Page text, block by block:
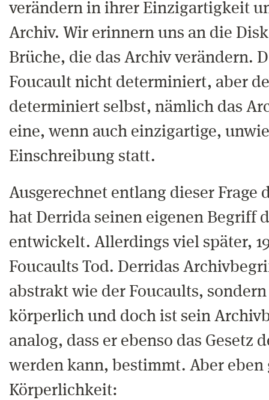
verändern in ihrer Einzigartigkeit
Archiv. Wir erinnern uns an die
Brüche, die das Archiv verändern.
Foucault nicht determiniert, aber
determiniert selbst, nämlich das
eine, wenn auch einzigartige,
Einschreibung statt.
Ausgerechnet entlang dieser Frage
hat Derrida seinen eigenen Begriff
entwickelt. Allerdings viel später,
Foucaults Tod. Derridas
abstrakt wie der Foucaults,
körperlich und doch ist sein
analog, dass er ebenso das Gesetz
werden kann, bestimmt. Aber eben
Körperlichkeit: